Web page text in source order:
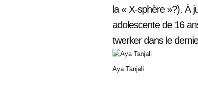
la « X-sphère »?). À
adolescente de 16
twerker dans le
Aya Tanjali